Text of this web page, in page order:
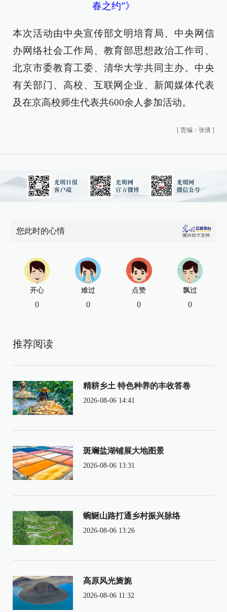
春之约”》
本次活动由中央宣传部文明培育局、中央网信
办网络社会工作局、教育部思想政治工作司、
北京市委教育工委、清华大学共同主办。中央
有关部门、高校、互联网企业、新闻媒体代表
及在京高校师生代表共600余人参加活动。
[ 责编：张倩 ]
您此时的心情
开心
0
难过
0
点赞
0
飘过
0
推荐阅读
精耕乡土 特色种养的丰收答卷
2026-08-06 14:41
斑斓盐湖铺展大地图景
2026-08-06 13:31
蜿蜒山路打通乡村振兴脉络
2026-08-06 13:26
高原风光旖旎
2026-08-06 11:32